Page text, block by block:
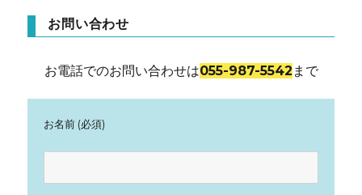
ン
お問い合わせ
お電話でのお問い合わせは055-987-5542 まで
お名前 (必須)